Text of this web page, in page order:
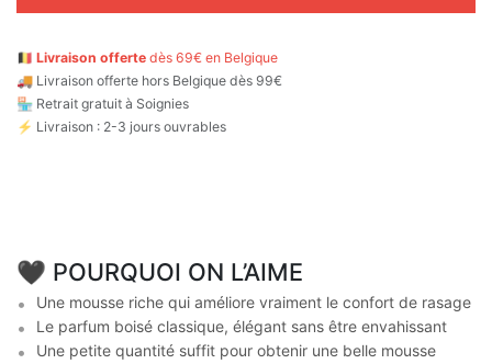
🇧🇪 Livraison offerte dès 69€ en Belgique
🚚 Livraison offerte hors Belgique dès 99€
🏪 Retrait gratuit à Soignies
⚡ Livraison : 2-3 jours ouvrables
🖤 POURQUOI ON L’AIME
Une mousse riche qui améliore vraiment le confort de rasage
Le parfum boisé classique, élégant sans être envahissant
Une petite quantité suffit pour obtenir une belle mousse